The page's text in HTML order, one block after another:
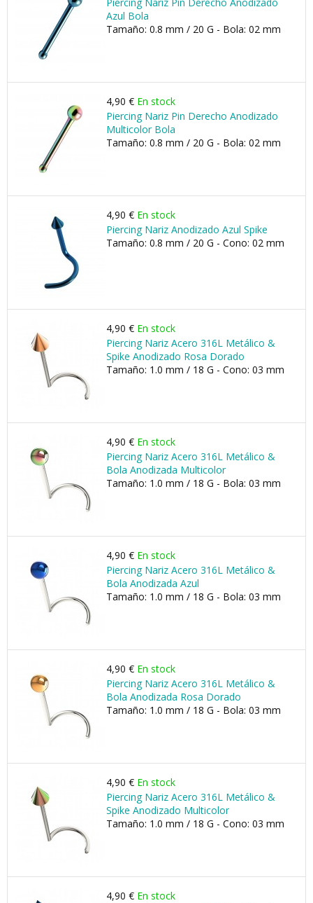
Azul Bola
Tamaño: 0.8 mm / 20 G - Bola: 02 mm
4,90 € En stock
Piercing Nariz Pin Derecho Anodizado
Multicolor Bola
Tamaño: 0.8 mm / 20 G - Bola: 02 mm
4,90 € En stock
Piercing Nariz Anodizado Azul Spike
Tamaño: 0.8 mm / 20 G - Cono: 02 mm
4,90 € En stock
Piercing Nariz Acero 316L Metálico &
Spike Anodizado Rosa Dorado
Tamaño: 1.0 mm / 18 G - Cono: 03 mm
4,90 € En stock
Piercing Nariz Acero 316L Metálico &
Bola Anodizada Multicolor
Tamaño: 1.0 mm / 18 G - Bola: 03 mm
4,90 € En stock
Piercing Nariz Acero 316L Metálico &
Bola Anodizada Azul
Tamaño: 1.0 mm / 18 G - Bola: 03 mm
4,90 € En stock
Piercing Nariz Acero 316L Metálico &
Bola Anodizada Rosa Dorado
Tamaño: 1.0 mm / 18 G - Bola: 03 mm
4,90 € En stock
Piercing Nariz Acero 316L Metálico &
Spike Anodizado Multicolor
Tamaño: 1.0 mm / 18 G - Cono: 03 mm
4,90 € En stock